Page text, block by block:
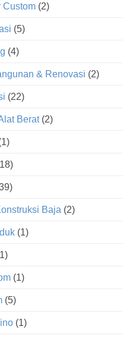
Custom (2)
(5)
(4)
& Renovasi (2)
(22)
Berat(2)
Baja (2)
(1)
(1)
(5)
(1)